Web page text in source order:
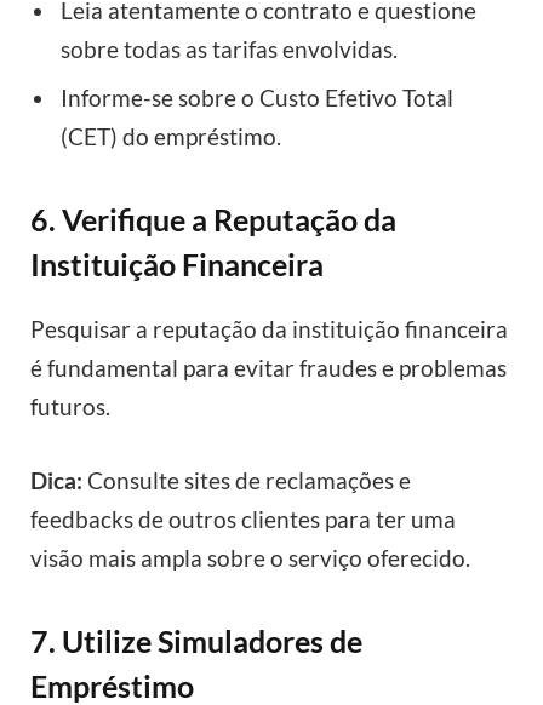
Leia atentamente o contrato e questione
sobre todas as tarifas envolvidas.
Informe-se sobre o Custo Efetivo Total
(CET) do empréstimo.
6. Verifique a Reputação da
Instituição Financeira
Pesquisar a reputação da instituição financeira
é fundamental para evitar fraudes e problemas
futuros.
Dica: Consulte sites de reclamações e
feedbacks de outros clientes para ter uma
visão mais ampla sobre o serviço oferecido.
7. Utilize Simuladores de
Empréstimo